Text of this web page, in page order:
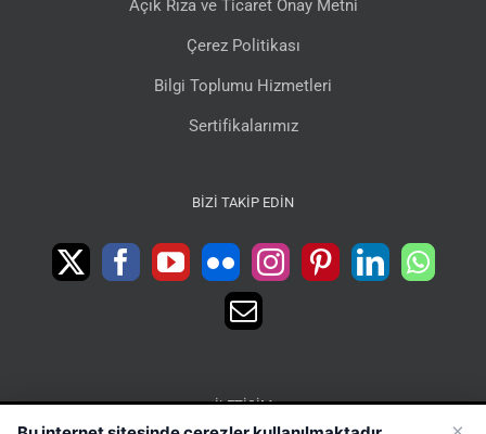
Açık Rıza ve Ticaret Onay Metni
Çerez Politikası
Bilgi Toplumu Hizmetleri
Sertifikalarımız
BIZI TAKIP EDIN
İLETIŞIM